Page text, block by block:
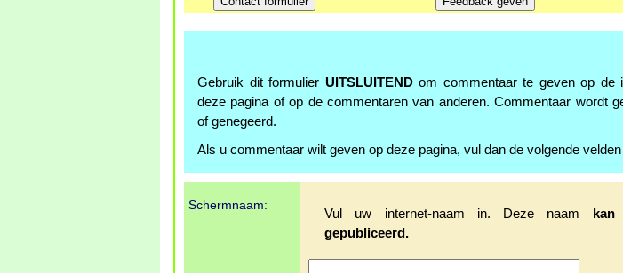
Gebruik dit formulier UITSLUITENDom commentaar te geven op de
deze pagina of op de commentaren van anderen. Commentaar wordt
of genegeerd.
Als u commentaar wilt geven op deze pagina, vul dan de volgende velden
Schermnaam:
Vul uw internet-naam in. Deze naam
kan
gepubliceerd.